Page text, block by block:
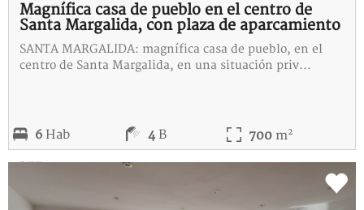
Magnífica casa de pueblo en el centro de
Santa Margalida, con plaza de aparcamiento
SANTA MARGALIDA: magnífica casa de pueblo, en el
centro de Santa Margalida, en una situación priv...
6 Hab 4 B 700 m2